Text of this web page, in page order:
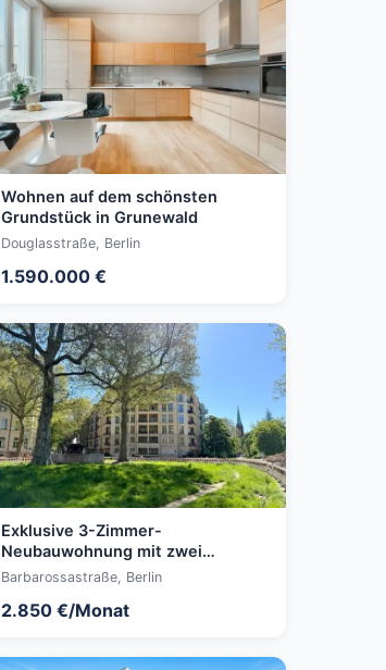
Wohnen auf dem schönsten
Grundstück in Grunewald
Douglasstraße, Berlin
1.590.000 €
Exklusive 3-Zimmer-
Neubauwohnung mit zwei
Terrassen und
Barbarossastraße, Berlin
2.850 €/Monat